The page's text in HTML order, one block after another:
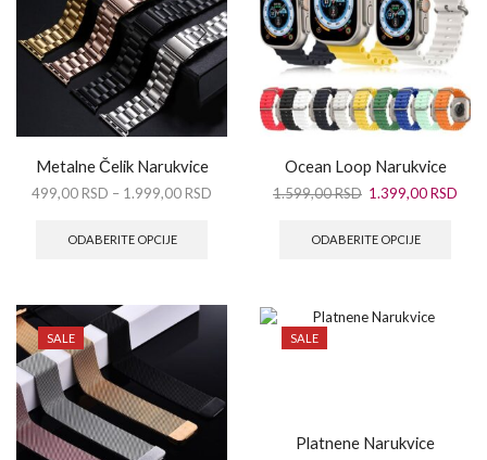
Metalne Čelik Narukvice
499,00 RSD – 1.999,00 RSD
ODABERITE OPCIJE
Ocean Loop Narukvice
1.599,00RSD 1.399,00RSD
ODABERITE OPCIJE
SALE SALE
Platnene Narukvice